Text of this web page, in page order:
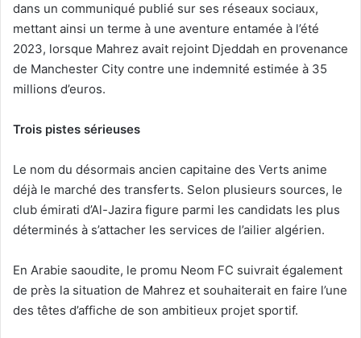
dans un communiqué publié sur ses réseaux sociaux,
mettant ainsi un terme à une aventure entamée à l’été
2023, lorsque Mahrez avait rejoint Djeddah en provenance
de Manchester City contre une indemnité estimée à 35
millions d’euros.
Trois pistes sérieuses
Le nom du désormais ancien capitaine des Verts anime
déjà le marché des transferts. Selon plusieurs sources, le
club émirati d’Al-Jazira figure parmi les candidats les plus
déterminés à s’attacher les services de l’ailier algérien.
En Arabie saoudite, le promu Neom FC suivrait également
de près la situation de Mahrez et souhaiterait en faire l’une
des têtes d’affiche de son ambitieux projet sportif.